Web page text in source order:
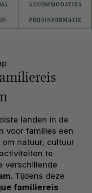
ACCOMMODATIES
PRIJSINFORMATIE
landen in de
voor families een
natuur, cultuur
te
verschillende
Tijdens deze
familiereis